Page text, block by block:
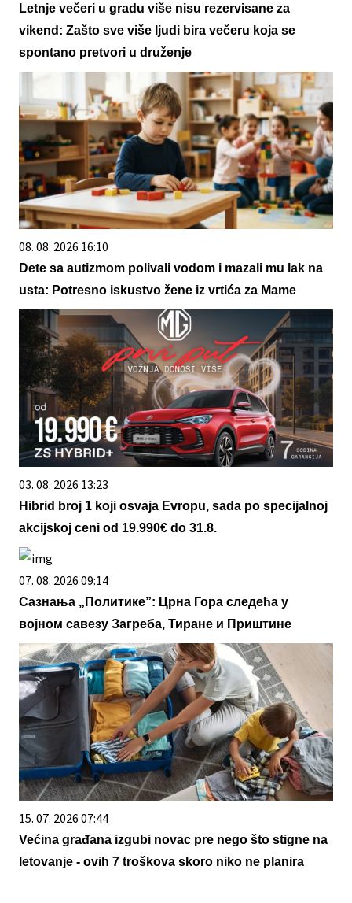
Letnje večeri u gradu više nisu rezervisane za
vikend: Zašto sve više ljudi bira večeru koja se
spontano pretvori u druženje
08. 08. 2026 16:10
Dete sa autizmom polivali vodom i mazali mu lak na
usta: Potresno iskustvo žene iz vrtića za Mame
03. 08. 2026 13:23
Hibrid broj 1 koji osvaja Evropu, sada po specijalnoj
akcijskoj ceni od 19.990€ do 31.8.
07. 08. 2026 09:14
Сазнања „Политике”: Црна Гора следећа у
војном савезу Загреба, Тиране и Приштине
15. 07. 2026 07:44
Većina građana izgubi novac pre nego što stigne na
letovanje - ovih 7 troškova skoro niko ne planira